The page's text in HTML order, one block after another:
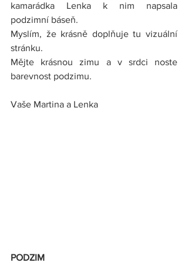
kamarádka Lenka k nim napsala
podzimní báseň.
Myslím, že krásně doplňuje tu vizuální
stránku.
Mějte krásnou zimu a v srdci noste
barevnost podzimu.
Vaše Martina a Lenka
PODZIM